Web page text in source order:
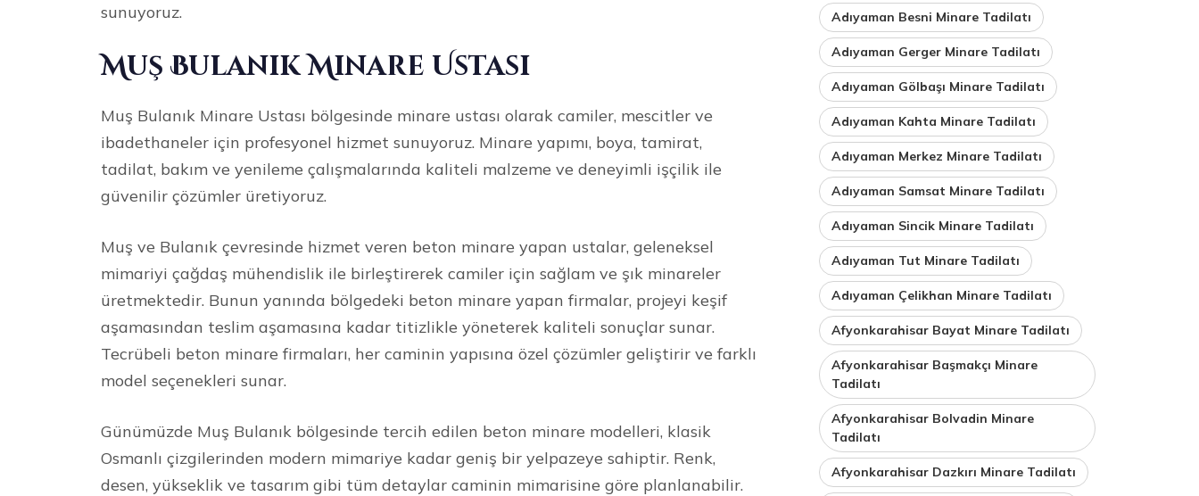
sunuyoruz.
Muş Bulanık Minare Ustası
Muş Bulanık Minare Ustası bölgesinde minare ustası olarak camiler, mescitler ve
ibadethaneler için profesyonel hizmet sunuyoruz. Minare yapımı, boya, tamirat,
tadilat, bakım ve yenileme çalışmalarında kaliteli malzeme ve deneyimli işçilik ile
güvenilir çözümler üretiyoruz.
Muş ve Bulanık çevresinde hizmet veren beton minare yapan ustalar, geleneksel
mimariyi çağdaş mühendislik ile birleştirerek camiler için sağlam ve şık minareler
üretmektedir. Bunun yanında bölgedeki beton minare yapan firmalar, projeyi keşif
aşamasından teslim aşamasına kadar titizlikle yöneterek kaliteli sonuçlar sunar.
Tecrübeli beton minare firmaları, her caminin yapısına özel çözümler geliştirir ve farklı
model seçenekleri sunar.
Günümüzde Muş Bulanık bölgesinde tercih edilen beton minare modelleri, klasik
Osmanlı çizgilerinden modern mimariye kadar geniş bir yelpazeye sahiptir. Renk,
desen, yükseklik ve tasarım gibi tüm detaylar caminin mimarisine göre planlanabilir.
Adıyaman Besni Minare Tadilatı
Adıyaman Gerger Minare Tadilatı
Adıyaman Gölbaşı Minare Tadilatı
Adıyaman Kahta Minare Tadilatı
Adıyaman Merkez Minare Tadilatı
Adıyaman Samsat Minare Tadilatı
Adıyaman Sincik Minare Tadilatı
Adıyaman Tut Minare Tadilatı
Adıyaman Çelikhan Minare Tadilatı
Afyonkarahisar Bayat Minare Tadilatı
Afyonkarahisar Başmakçı Minare
Tadilatı
Afyonkarahisar Bolvadin Minare
Tadilatı
Afyonkarahisar Dazkırı Minare Tadilatı